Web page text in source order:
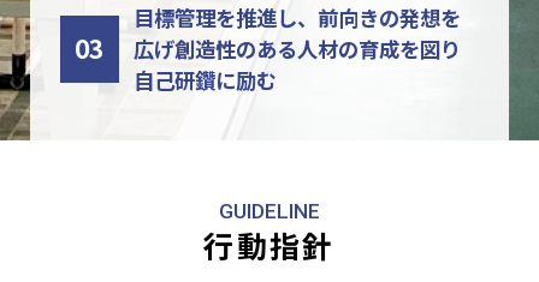
03
目標管理を推進し、前向きの発想を
広げ創造性のある人材の育成を図り
自己研鑽に励む
GUIDELINE
行動指針